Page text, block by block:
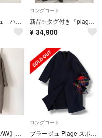
Plage プラージュ ハミルトンコクーンコート ロングコート
ロングコート
新品✨タグ付き『plage』プラージュ Wシャギー オーバーサイズ コート 36
¥ 34,900
【美品】【2023AW】Plage ハミルトン トレンチコート ブラウン
ロングコート
プラージュ Plage スポンジ リバーコート 36 ネイビー 極美品 ゆったり